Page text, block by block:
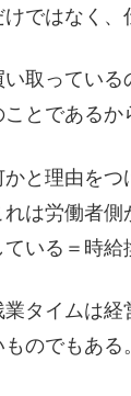
ではなく、
取ってい
とであるか
かと理由を
れは労働者
いる＝時給
業タイムは
のでもある